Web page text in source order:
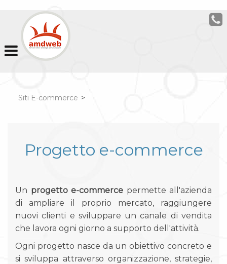
Siti E-commerce >
Progetto e-commerce
Un progetto e-commerce permette all'azienda
di ampliare il proprio mercato, raggiungere
nuovi clienti e sviluppare un canale di vendita
che lavora ogni giorno a supporto dell'attività.
Ogni progetto nasce da un obiettivo concreto e
si sviluppa attraverso organizzazione, strategie,